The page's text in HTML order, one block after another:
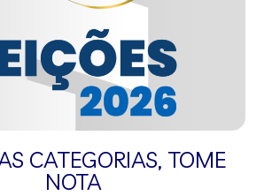
CATEGORIAS, TOME
NOTA